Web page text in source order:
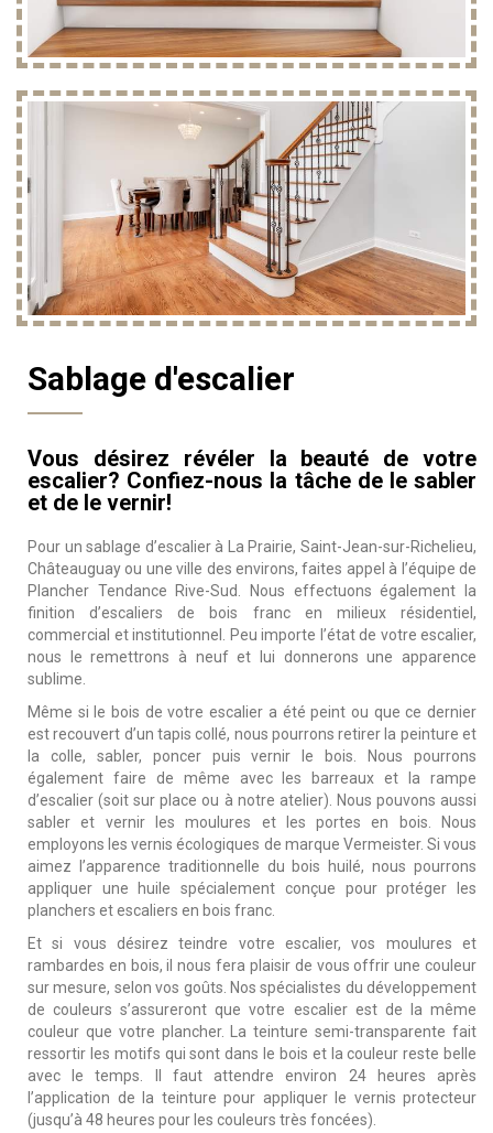
Sablage d'escalier
Vous désirez révéler la beauté de votre
escalier? Confiez-nous la tâche de le sabler
et de le vernir!
Pour un sablage d’escalier à La Prairie, Saint-Jean-sur-Richelieu,
Châteauguay ou une ville des environs, faites appel à l’équipe de
Plancher Tendance Rive-Sud. Nous effectuons également la
finition d’escaliers de bois franc en milieux résidentiel,
commercial et institutionnel. Peu importe l’état de votre escalier,
nous le remettrons à neuf et lui donnerons une apparence
sublime.
Même si le bois de votre escalier a été peint ou que ce dernier
est recouvert d’un tapis collé, nous pourrons retirer la peinture et
la colle, sabler, poncer puis vernir le bois. Nous pourrons
également faire de même avec les barreaux et la rampe
d’escalier (soit sur place ou à notre atelier). Nous pouvons aussi
sabler et vernir les moulures et les portes en bois. Nous
employons les vernis écologiques de marque Vermeister. Si vous
aimez l’apparence traditionnelle du bois huilé, nous pourrons
appliquer une huile spécialement conçue pour protéger les
planchers et escaliers en bois franc.
Et si vous désirez teindre votre escalier, vos moulures et
rambardes en bois, il nous fera plaisir de vous offrir une couleur
sur mesure, selon vos goûts. Nos spécialistes du développement
de couleurs s’assureront que votre escalier est de la même
couleur que votre plancher. La teinture semi-transparente fait
ressortir les motifs qui sont dans le bois et la couleur reste belle
avec le temps. Il faut attendre environ 24 heures après
l’application de la teinture pour appliquer le vernis protecteur
(jusqu’à 48 heures pour les couleurs très foncées).